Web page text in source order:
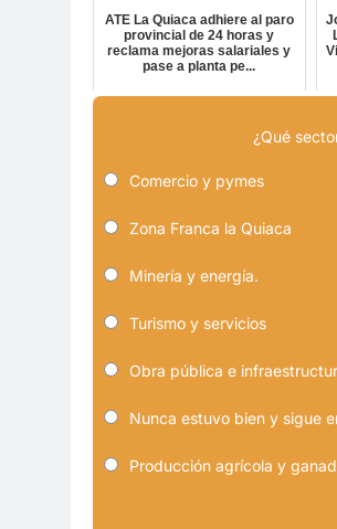
ATE La Quiaca adhiere al paro
provincial de 24 horas y
reclama mejoras salariales y
pase a planta pe...
¿Qué
Comercio y pymes
Zona Franca la Quiaca
Minería y energía.
Turismo y servicios
Obra pública e
Nunca estuvo bien y sigue
Producción agrícola y